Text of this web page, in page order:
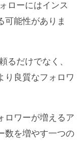
ローにはインス
可能性がありま
るだけでなく、
り良質なフォロワ
ロワーが増えるア
数を増やす一つの